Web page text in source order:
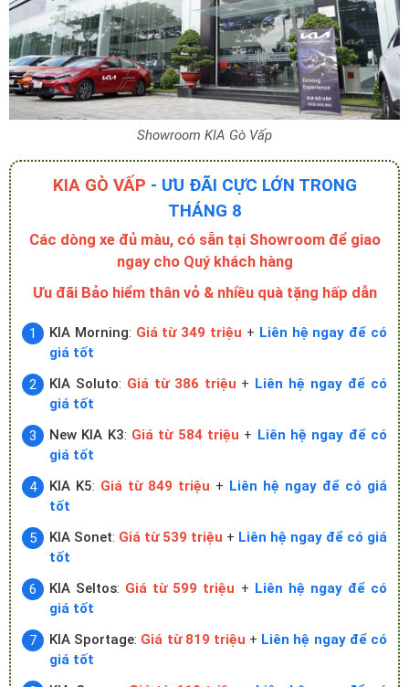
Showroom KIA Gò Vấp
KIA GÒ VẤP - ƯU ĐÃI CỰC LỚN TRONG
THÁNG 8
Các dòng xe đủ màu, có sẵn tại Showroom để giao
ngay cho Quý khách hàng
Ưu đãi Bảo hiểm thân vỏ & nhiều quà tặng hấp dẫn
KIA Morning: Giá từ 349 triệu + Liên hệ ngay để có
giá tốt
KIA Soluto: Giá từ 386 triệu + Liên hệ ngay để có
giá tốt
New KIA K3: Giá từ 584 triệu + Liên hệ ngay để có
giá tốt
KIA K5: Giá từ 849 triệu + Liên hệ ngay để có giá
tốt
KIA Sonet: Giá từ 539 triệu + Liên hệ ngay để có giá
tốt
KIA Seltos: Giá từ 599 triệu + Liên hệ ngay để có
giá tốt
KIA Sportage: Giá từ 819 triệu + Liên hệ ngay để có
giá tốt